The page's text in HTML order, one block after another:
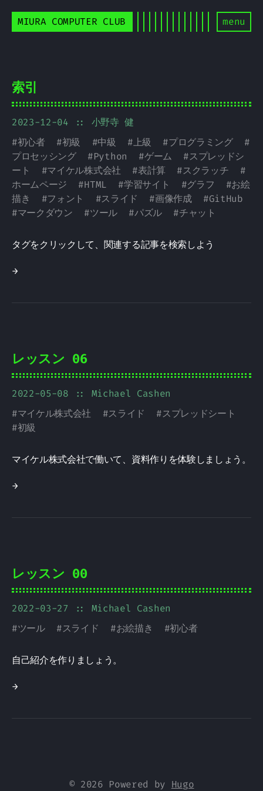
MIURA COMPUTER CLUB menu
索引
2023-12-04
:: 小野寺 健
#初心者#初級 #中級 #上級 #プログラミング#
プロセッシング#Python #ゲーム #スプレッドシ
ート
#マイケル株式会社 #表計算#スクラッチ #
ホームページ #HTML #学習サイト #グラフ #お絵
描き
#フォント #スライド #画像作成#GitHub
#マークダウン #ツール#パズル#チャット
タグをクリックして、関連する記事を検索しよう
→
レッスン 06
2022-05-08
:: Michael Cashen
#マイケル株式会社 #スライド #スプレッドシート
#初級
マイケル株式会社で働いて、資料作りを体験しましょう。
→
レッスン 00
2022-03-27
:: Michael Cashen
#ツール#スライド #お絵描き #初心者
自己紹介を作りましょう。
→
© 2026 Powered by Hugo